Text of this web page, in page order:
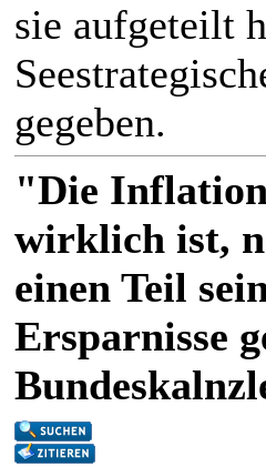
sie aufgeteilt
gegeben.
"Die Inflation
wirklich ist,
einen Teil
Ersparnisse